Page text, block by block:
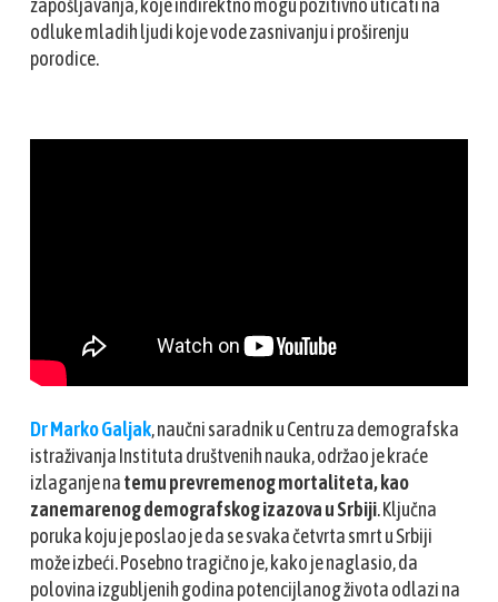
zapošljavanja, koje indirektno mogu pozitivno uticati na
odluke mladih ljudi koje vode zasnivanju i proširenju
porodice.
Dr Marko Galjak, naučni saradnik u Centru za demografska
istraživanja Instituta društvenih nauka, održao je kraće
izlaganje natemu prevremenog mortaliteta, kao
zanemarenog demografskog izazova u Srbiji. Ključna
poruka koju je poslao je da se svaka četvrta smrt u Srbiji
može izbeći. Posebno tragično je, kako je naglasio, da
polovina izgubljenih godina potencijlanog života odlazi na